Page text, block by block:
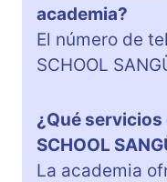
academia?
El número de
SCHOOL
¿Qué servicios
SCHOOL
La academia